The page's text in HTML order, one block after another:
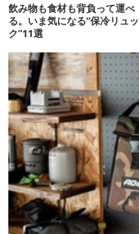
飲み物も食材も背負って運べ
る。いま気になる“保冷リュッ
ク”11選